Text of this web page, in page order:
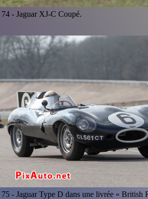
74 -Jaguar XJ-C Coupé.
75 -Jaguar Type D dans une livrée « British